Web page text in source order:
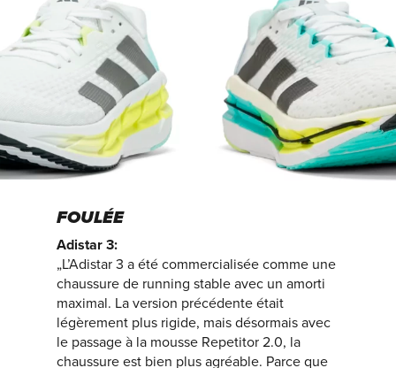
FOULÉE
Adistar 3:
„L’Adistar 3 a été commercialisée comme une
chaussure de running stable avec un amorti
maximal. La version précédente était
légèrement plus rigide, mais désormais avec
le passage à la mousse Repetitor 2.0, la
chaussure est bien plus agréable. Parce que